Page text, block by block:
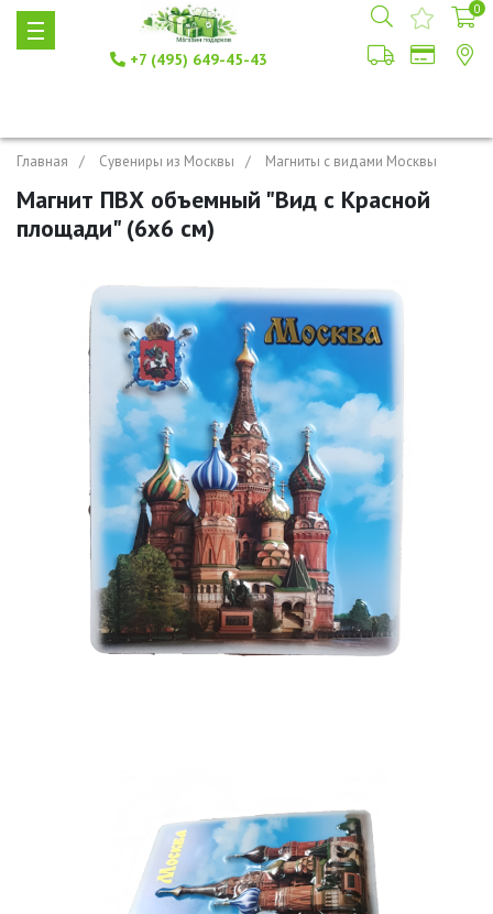
+7 (495) 649-45-43
0
Главная Сувениры из Москвы Магниты с видами Москвы
Магнит ПВХ объемный "Вид с Красной
площади" (6х6 см)